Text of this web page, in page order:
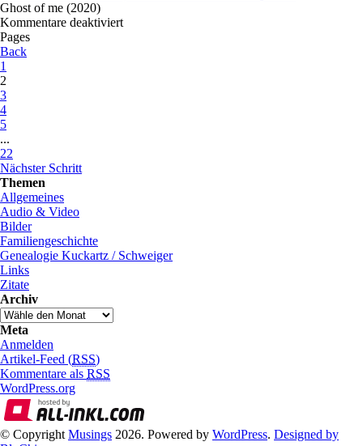
Ghost of me (2020)
Kommentare deaktiviert
Pages
Back
1
2
3
4
5
...
22
Nächster Schritt
Themen
Allgemeines
Audio & Video
Bilder
Familiengeschichte
Genealogie Kuckartz / Schweiger
Links
Zitate
Archiv
Meta
Anmelden
Artikel-Feed (RSS)
Kommentare als RSS
WordPress.org
© Copyright Musings 2026. Powered by WordPress. Designed by